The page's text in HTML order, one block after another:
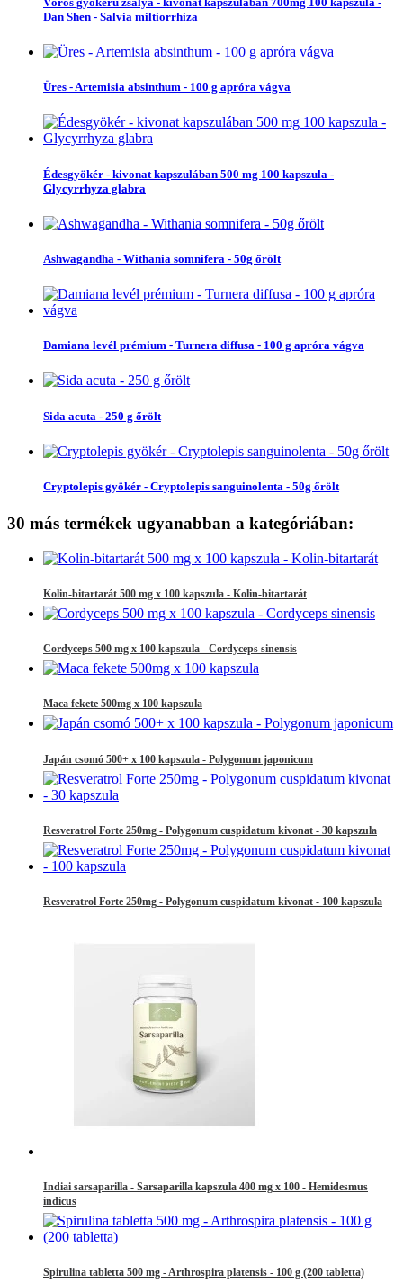
Dan Shen - Salvia miltiorrhiza
Üres - Artemisia absinthum - 100 g apróra vágva
Édesgyökér - kivonat kapszulában 500 mg 100 kapszula -
Glycyrrhyza glabra
Ashwagandha - Withania somnifera - 50g őrölt
Damiana levél prémium - Turnera diffusa - 100 g apróra vágva
Sida acuta - 250 g őrölt
Cryptolepis gyökér - Cryptolepis sanguinolenta - 50g őrölt
30 más termékek ugyanabban a kategóriában:
Kolin-bitartarát 500 mg x 100 kapszula - Kolin-bitartarát
Cordyceps 500 mg x 100 kapszula - Cordyceps sinensis
Maca fekete 500mg x 100 kapszula
Japán csomó 500+ x 100 kapszula - Polygonum japonicum
Resveratrol Forte 250mg - Polygonum cuspidatum kivonat - 30 kapszula
Resveratrol Forte 250mg - Polygonum cuspidatum kivonat - 100 kapszula
Indiai sarsaparilla - Sarsaparilla kapszula 400 mg x 100 - Hemidesmus
indicus
Spirulina tabletta 500 mg - Arthrospira platensis - 100 g (200 tabletta)